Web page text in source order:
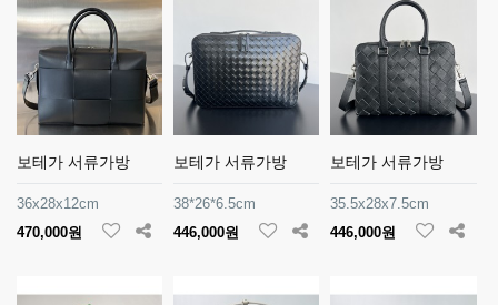
보테가 서류가방
36x28x12cm
470,000원
보테가 서류가방
38*26*6.5cm
446,000원
보테가 서류가방
35.5x28x7.5cm
446,000원